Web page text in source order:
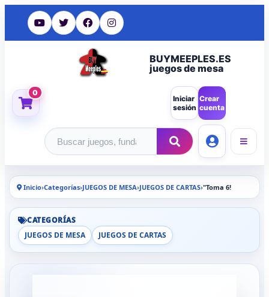
BUYMEEPLES.ES
juegos de mesa
0
Iniciar
sesión
Crear
cuenta
Buscar productos
Inicio›Categorías›JUEGOS DE MESA›JUEGOS DE CARTAS›"Toma 6!
CATEGORÍAS
JUEGOS DE MESA
JUEGOS DE CARTAS